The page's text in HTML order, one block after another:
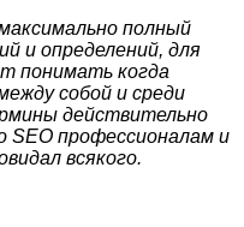
полный
и определений, для
понимать когда
собой и среди
действительно
SEO профессионалам и
всякого.